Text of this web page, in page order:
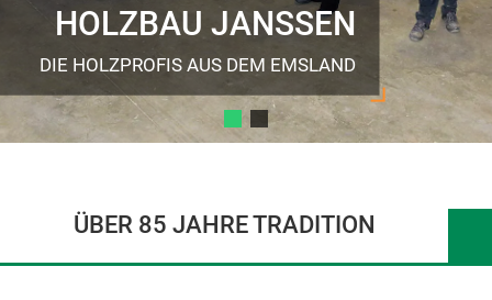
DIE HOLZPROFIS AUS DEM EMSLAND
HOLZBAU JANSSEN
ÜBER 85 JAHRE TRADITION